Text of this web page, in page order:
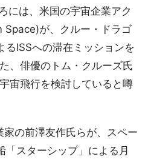
には、米国の宇宙企業アク
Space)が、クルー・ドラゴ
るISSへの滞在ミッションを
、俳優のトム・クルーズ氏
宙飛行を検討していると噂
の前澤友作氏らが、スペー
「スターシップ」による月